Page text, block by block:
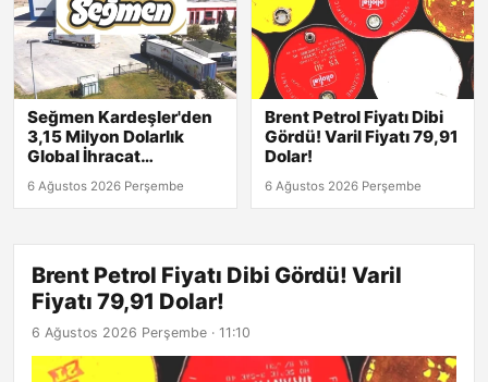
Seğmen Kardeşler'den
3,15 Milyon Dolarlık
Global İhracat
Sözleşmesi!
6 Ağustos 2026 Perşembe
Brent Petrol Fiyatı Dibi
Gördü! Varil Fiyatı 79,91
Dolar!
6 Ağustos 2026 Perşembe
Brent Petrol Fiyatı Dibi Gördü! Varil
Fiyatı 79,91 Dolar!
6 Ağustos 2026 Perşembe · 11:10